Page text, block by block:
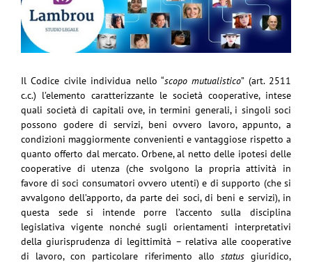
Il Codice civile individua nello “scopo mutualistico” (art. 2511
c.c.) l’elemento caratterizzante le società cooperative, intese
quali società di capitali ove, in termini generali, i singoli soci
possono godere di servizi, beni ovvero lavoro, appunto, a
condizioni maggiormente convenienti e vantaggiose rispetto a
quanto offerto dal mercato. Orbene, al netto delle ipotesi delle
cooperative di utenza (che svolgono la propria attività in
favore di soci consumatori ovvero utenti) e di supporto (che si
avvalgono dell’apporto, da parte dei soci, di beni e servizi), in
questa sede si intende porre l’accento sulla disciplina
legislativa vigente nonché sugli orientamenti interpretativi
della giurisprudenza di legittimità – relativa alle cooperative
di lavoro, con particolare riferimento allo statusgiuridico,